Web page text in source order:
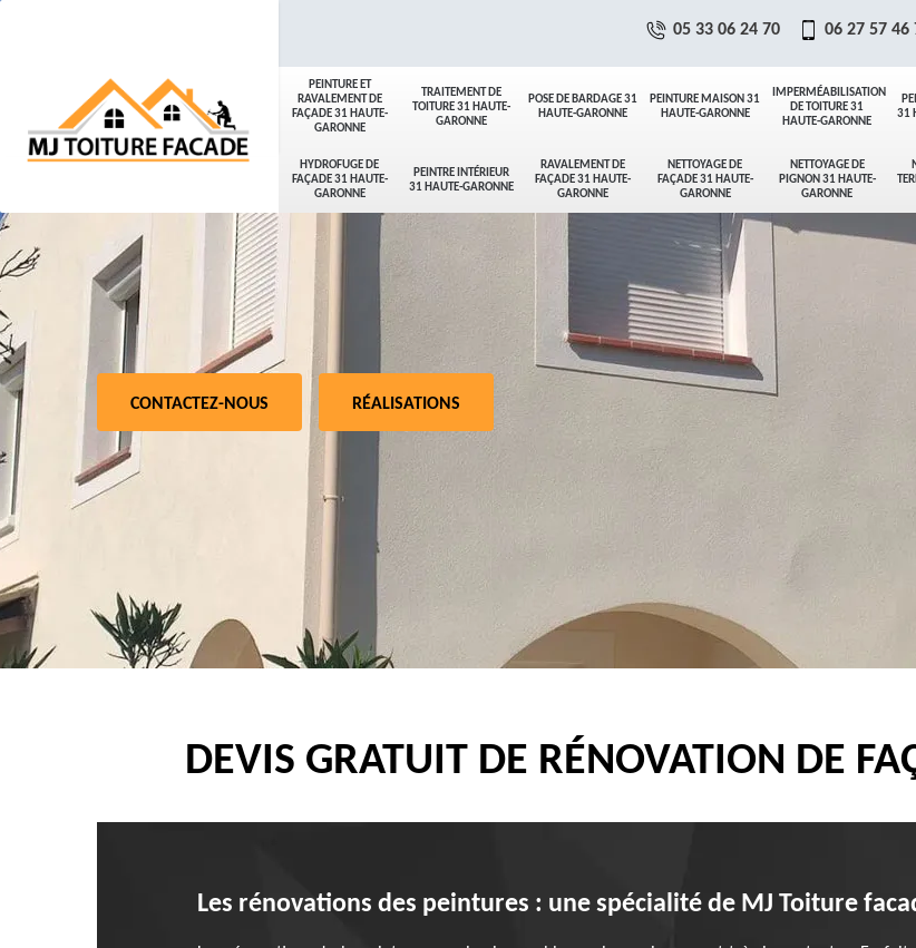
PEINTURE ET
RAVALEMENT DE
FAÇADE 31 HAUTE-
GARONNE
TRAITEMENT DE
TOITURE 31 HAUTE-
GARONNE
POSE DE BARDAGE 31
HAUTE-GARONNE
PEINTURE MAISON 31
HAUTE-GARONNE
IMPERMÉABILISATION
DE TOITURE 31
HAUTE-GARONNE
31
HYDROFUGE DE
FAÇADE 31 HAUTE-
GARONNE
PEINTRE INTÉRIEUR
31 HAUTE-GARONNE
RAVALEMENT DE
FAÇADE 31 HAUTE-
GARONNE
NETTOYAGE DE
FAÇADE 31 HAUTE-
GARONNE
NETTOYAGE DE
PIGNON 31 HAUTE-
GARONNE
05 33 06 24 70 06 27 57 46
CONTACTEZ-NOUS RÉALISATIONS
DEVIS GRATUIT DE RÉNOVATION DE
Les rénovations des peintures : une spécialité de MJ Toiture